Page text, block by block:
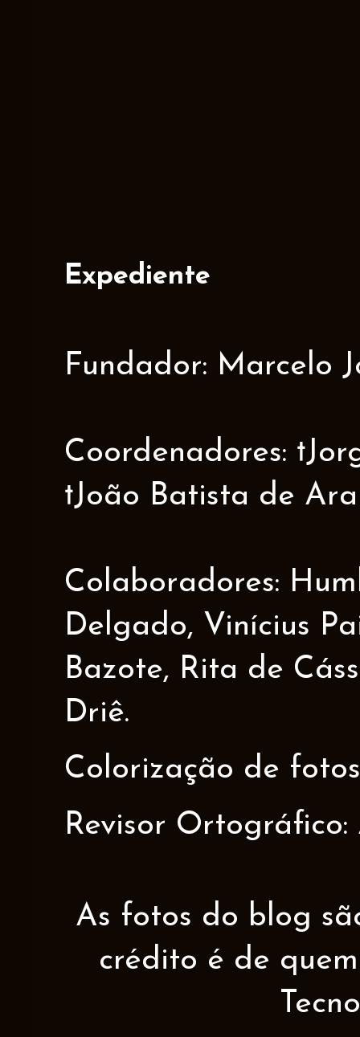
Expediente
Fundador: Marcelo
Coordenadores:
†João Batista de
Colaboradores:
Delgado, Vinícius
Bazote, Rita de
Driê.
Colorização de
Revisor Ortográfico:
As fotos do blog
crédito é de